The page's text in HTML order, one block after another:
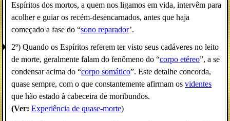
Espíritos dos mortos, a quem nos ligamos em vida, intervêm para
acolher e guiar os recém-desencarnados, antes que haja
começado a fase do “sono reparador’.
2º) Quando os Espíritos referem ter visto seus cadáveres no leito
de morte, geralmente falam do fenômeno do “corpo etéreo”, a se
condensar acima do “corpo somático”. Este detalhe concorda,
quase sempre, com o que constantemente afirmam os videntes
que hão estado à cabeceira de moribundos.
(Ver: Experiência de quase-morte)